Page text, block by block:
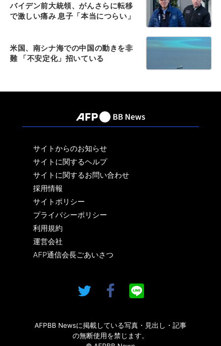
バイデン前大統領、がんさらに転移
で激しい痛み 息子「本当につらい」
米国、南シナ海での中国の動きを非
難 「不安定化」招いている
サイトからのお知らせ
サイトに関するヘルプ
サイトに関するお問い合わせ
採用情報
サイトポリシー
プライバシーポリシー
利用規約
運営会社
AFP通信会長ごあいさつ
AFPBB Newsに掲載している写真・見出し・記事
の無断使用を禁じます。